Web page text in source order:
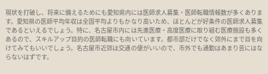
現状を打破し、将来に備えるためにも愛知県内には医師求人募集・医師転職情報数が多くありま
す。愛知県の医師平均年収は全国平均よりもかなり高いため、ほとんどが好条件の医師求人募集
であるといえるでしょう。特に、名古屋市内には先進医療・高度医療に取り組む医療施設も多く
あるので、スキルアップ目的の医師転職にも向いています。都市部だけでなく郊外にまで目を向
けてみてもいいでしょう。名古屋市近郊は交通の便がいいので、市外でも通勤はあまり苦にはな
らないはずです。